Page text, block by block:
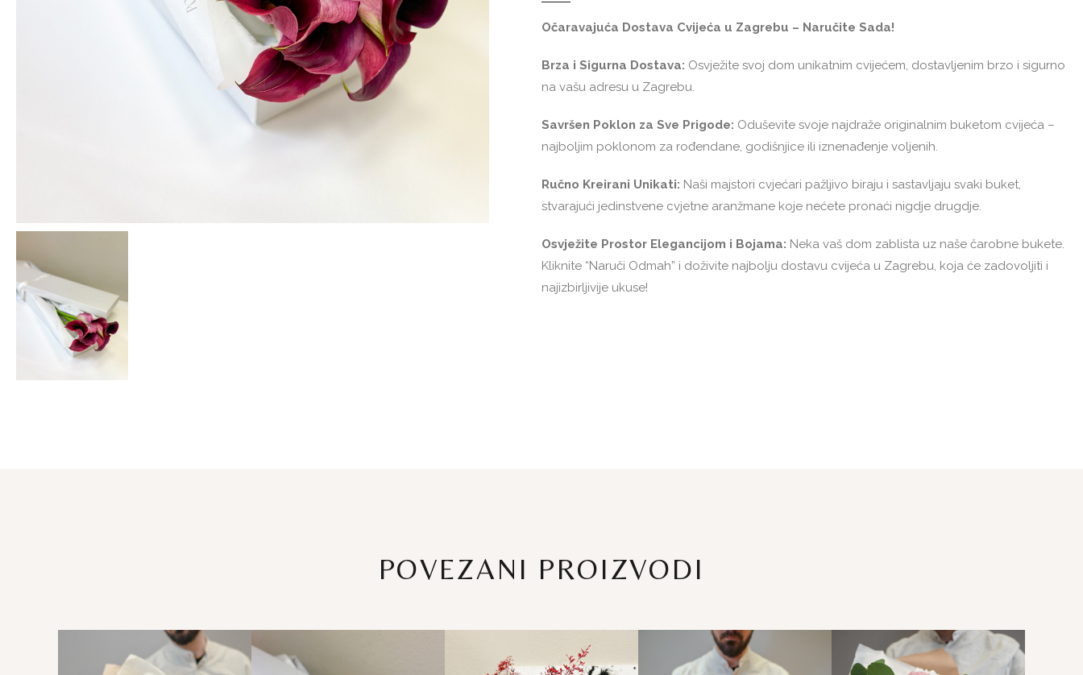
Očaravajuća Dostava Cvijeća u Zagrebu – Naručite Sada!
Brza i Sigurna Dostava: Osvježite svoj dom unikatnim cvijećem, dostavljenim brzo i sigurno
na vašu adresu u Zagrebu.
Savršen Poklon za Sve Prigode: Oduševite svoje najdraže originalnim buketom cvijeća –
najboljim poklonom za rođendane, godišnjice ili iznenađenje voljenih.
Ručno Kreirani Unikati: Naši majstori cvjećari pažljivo biraju i sastavljaju svaki buket,
stvarajući jedinstvene cvjetne aranžmane koje nećete pronaći nigdje drugdje.
Osvježite Prostor Elegancijom i Bojama: Neka vaš dom zablista uz naše čarobne bukete.
Kliknite “Naruči Odmah” i doživite najbolju dostavu cvijeća u Zagrebu, koja će zadovoljiti i
najizbirljivije ukuse!
POVEZANI PROIZVODI